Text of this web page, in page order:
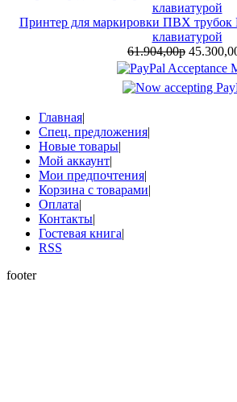
Принтер для маркировки ПВХ трубок
клавиатурой
61.904,00р
Главная|
Спец. предложения|
Новые товары|
Мой аккаунт|
Мои предпочтения|
Корзина с товарами|
Оплата|
Контакты|
Гостевая книга|
RSS
footer